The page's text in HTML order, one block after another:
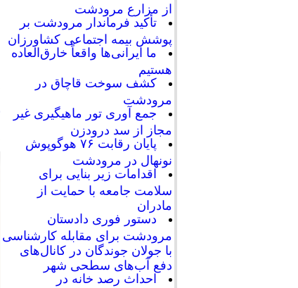
از مزارع مرودشت
تأکید فرماندار مرودشت بر
پوشش بیمه اجتماعی کشاورزان
ما ایرانی‌ها واقعاً خارق‌العاده
هستیم
کشف سوخت قاچاق در
مرودشت
جمع آوری تور ماهیگیری غیر
مجاز از سد درودزن
پایان رقابت‌ ۷۶ هوگوپوش
نونهال در مرودشت
اقدامات زیر بنایی برای
سلامت جامعه با حمایت از
مادران
دستور فوری دادستان
مرودشت برای مقابله کارشناسی
با جولان جوندگان در کانال‌های
دفع آب‌های سطحی شهر
احداث رصد خانه در